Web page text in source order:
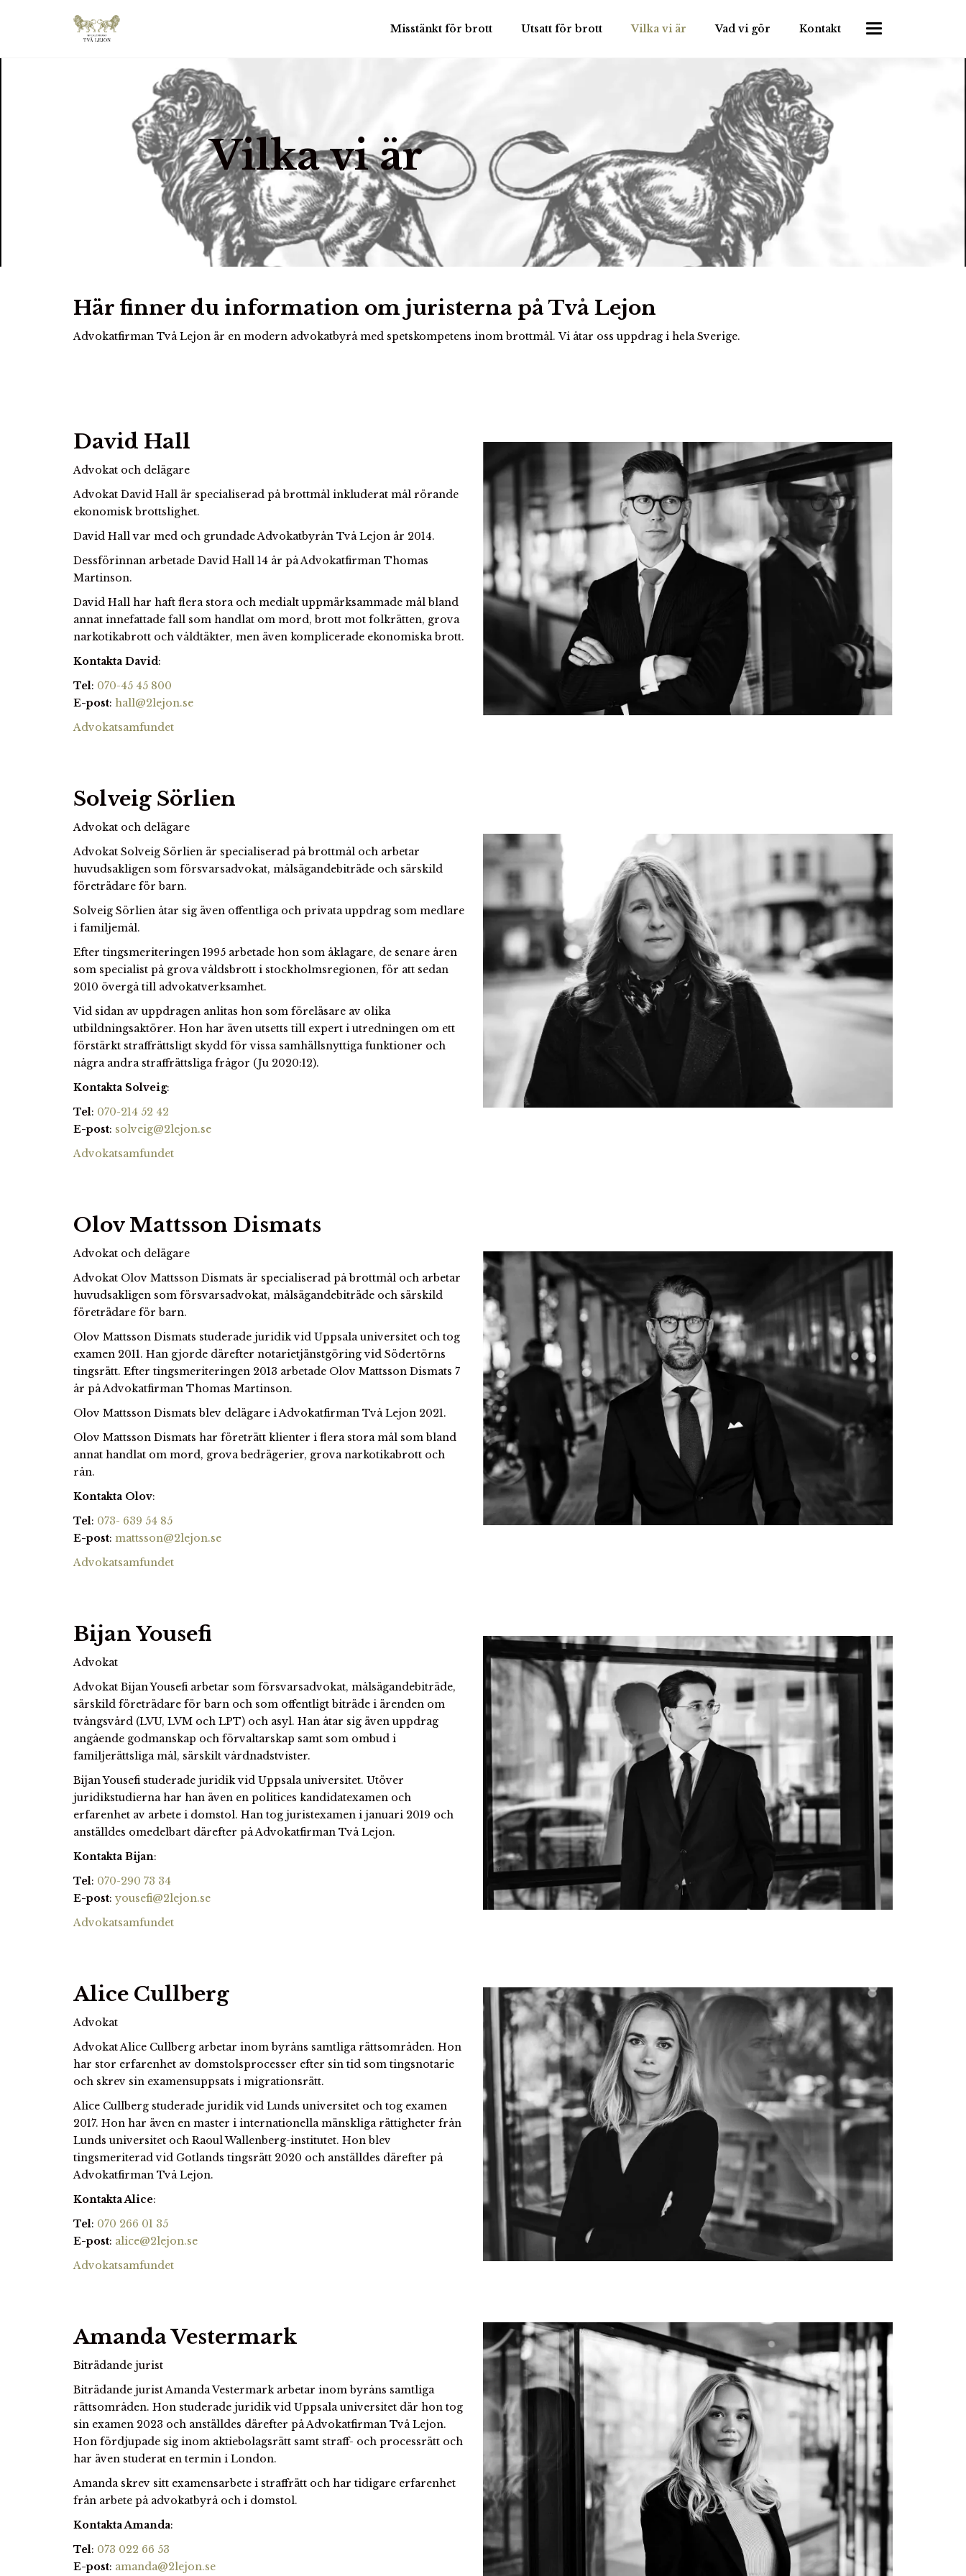
Misstänkt för brott Utsatt för brott Vilka vi är Vad vi gör Kontakt
Vilka vi är
Här finner du information om juristerna på Två Lejon
Advokatfirman Två Lejon är en modern advokatbyrå med spetskompetens inom brottmål. Vi åtar oss uppdrag i hela Sverige.
David Hall
Advokat och delägare
Advokat David Hall är specialiserad på brottmål inkluderat mål rörande
ekonomisk brottslighet.
David Hall var med och grundade Advokatbyrån Två Lejon år 2014.
Dessförinnan arbetade David Hall 14 år på Advokatfirman Thomas
Martinson.
David Hall har haft flera stora och medialt uppmärksammade mål bland
annat innefattade fall som handlat om mord, brott mot folkrätten, grova
narkotikabrott och våldtäkter, men även komplicerade ekonomiska brott.
Kontakta David:
Tel: 070-45 45 800
E-post: hall@2lejon.se
Advokatsamfundet
Solveig Sörlien
Advokat och delägare
Advokat Solveig Sörlien är specialiserad på brottmål och arbetar
huvudsakligen som försvarsadvokat, målsägandebiträde och särskild
företrädare för barn.
Solveig Sörlien åtar sig även offentliga och privata uppdrag som medlare
i familjemål.
Efter tingsmeriteringen 1995 arbetade hon som åklagare, de senare åren
som specialist på grova våldsbrott i stockholmsregionen, för att sedan
2010 övergå till advokatverksamhet.
Vid sidan av uppdragen anlitas hon som föreläsare av olika
utbildningsaktörer. Hon har även utsetts till expert i utredningen om ett
förstärkt straffrättsligt skydd för vissa samhällsnyttiga funktioner och
några andra straffrättsliga frågor (Ju 2020:12).
Kontakta Solveig:
Tel: 070-214 52 42
E-post: solveig@2lejon.se
Advokatsamfundet
Olov Mattsson Dismats
Advokat och delägare
Advokat Olov Mattsson Dismats är specialiserad på brottmål och arbetar
huvudsakligen som försvarsadvokat, målsägandebiträde och särskild
företrädare för barn.
Olov Mattsson Dismats studerade juridik vid Uppsala universitet och tog
examen 2011. Han gjorde därefter notarietjänstgöring vid Södertörns
tingsrätt. Efter tingsmeriteringen 2013 arbetade Olov Mattsson Dismats 7
år på Advokatfirman Thomas Martinson.
Olov Mattsson Dismats blev delägare i Advokatfirman Två Lejon 2021.
Olov Mattsson Dismats har företrätt klienter i flera stora mål som bland
annat handlat om mord, grova bedrägerier, grova narkotikabrott och
rån.
Kontakta Olov:
Tel: 073- 639 54 85
E-post: mattsson@2lejon.se
Advokatsamfundet
Bijan Yousefi
Advokat
Advokat Bijan Yousefi arbetar som försvarsadvokat, målsägandebiträde,
särskild företrädare för barn och som offentligt biträde i ärenden om
tvångsvård (LVU, LVM och LPT) och asyl. Han åtar sig även uppdrag
angående godmanskap och förvaltarskap samt som ombud i
familjerättsliga mål, särskilt vårdnadstvister.
Bijan Yousefi studerade juridik vid Uppsala universitet. Utöver
juridikstudierna har han även en politices kandidatexamen och
erfarenhet av arbete i domstol. Han tog juristexamen i januari 2019 och
anställdes omedelbart därefter på Advokatfirman Två Lejon.
Kontakta Bijan:
Tel: 070-290 73 34
E-post: yousefi@2lejon.se
Advokatsamfundet
Alice Cullberg
Advokat
Advokat Alice Cullberg arbetar inom byråns samtliga rättsområden. Hon
har stor erfarenhet av domstolsprocesser efter sin tid som tingsnotarie
och skrev sin examensuppsats i migrationsrätt.
Alice Cullberg studerade juridik vid Lunds universitet och tog examen
2017. Hon har även en master i internationella mänskliga rättigheter från
Lunds universitet och Raoul Wallenberg-institutet. Hon blev
tingsmeriterad vid Gotlands tingsrätt 2020 och anställdes därefter på
Advokatfirman Två Lejon.
Kontakta Alice:
Tel: 070 266 01 35
E-post: alice@2lejon.se
Advokatsamfundet
Amanda Vestermark
Biträdande jurist
Biträdande jurist Amanda Vestermark arbetar inom byråns samtliga
rättsområden. Hon studerade juridik vid Uppsala universitet där hon tog
sin examen 2023 och anställdes därefter på Advokatfirman Två Lejon.
Hon fördjupade sig inom aktiebolagsrätt samt straff- och processrätt och
har även studerat en termin i London.
Amanda skrev sitt examensarbete i straffrätt och har tidigare erfarenhet
från arbete på advokatbyrå och i domstol.
Kontakta Amanda:
Tel: 073 022 66 53
E-post: amanda@2lejon.se